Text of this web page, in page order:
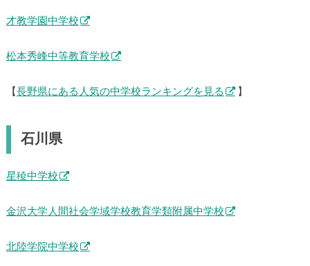
才教学園中学校
松本秀峰中等教育学校
【 長野県にある人気の中学校ランキングを見る 】
石川県
星稜中学校
金沢大学人間社会学域学校教育学類附属中学校
北陸学院中学校